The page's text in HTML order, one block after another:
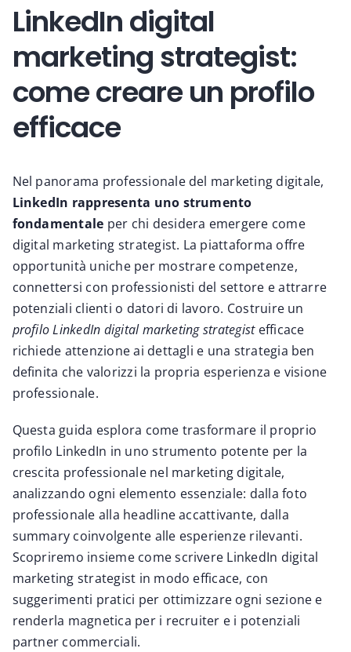
LinkedIn digital
marketing strategist:
come creare un profilo
efficace
Nel panorama professionale del marketing digitale,
LinkedIn rappresenta uno strumento
fondamentale per chi desidera emergere come
digital marketing strategist. La piattaforma offre
opportunità uniche per mostrare competenze,
connettersi con professionisti del settore e attrarre
potenziali clienti o datori di lavoro. Costruire un
profilo LinkedIn digital marketing strategistefficace
richiede attenzione ai dettagli e una strategia ben
definita che valorizzi la propria esperienza e visione
professionale.
Questa guida esplora come trasformare il proprio
profilo LinkedIn in uno strumento potente per la
crescita professionale nel marketing digitale,
analizzando ogni elemento essenziale: dalla foto
professionale alla headline accattivante, dalla
summary coinvolgente alle esperienze rilevanti.
Scopriremo insieme come scrivere LinkedIn digital
marketing strategist in modo efficace, con
suggerimenti pratici per ottimizzare ogni sezione e
renderla magnetica per i recruiter e i potenziali
partner commerciali.